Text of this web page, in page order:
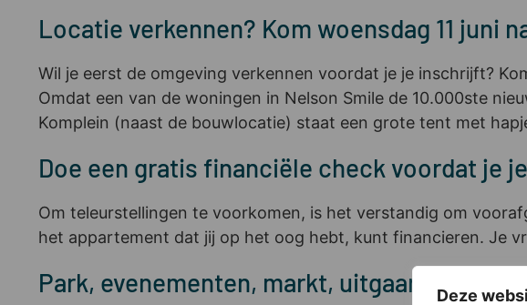
Deze
Locatie verkennen? Kom woensdag 11 juni
Wil je eerst de omgeving verkennen voordat je je inschrijft?
Omdat een van de woningen in Nelson Smile de 10.000ste
Komplein (naast de bouwlocatie) staat een grote tent met
Doe een gratis financiële check voordat je
Om teleurstellingen te voorkomen, is het verstandig om
het appartement dat jij op het oog hebt, kunt financieren. Je
Park, evenementen, markt,